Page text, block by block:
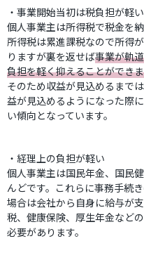
・事業開始当初は税負担が軽い
個人事業主は所得税で税金を
所得税は累進課税なので所得
りますが裏を返せば事業が軌
負担を軽く抑えることができ
そのため収益が見込めるまで
益が見込めるようになった際
い傾向となっています。
・経理上の負担が軽い
個人事業主は国民年金、国民
んどです。これらに事務手続
場合は会社から自身に給与が
税、健康保険、厚生年金など
必要があります。